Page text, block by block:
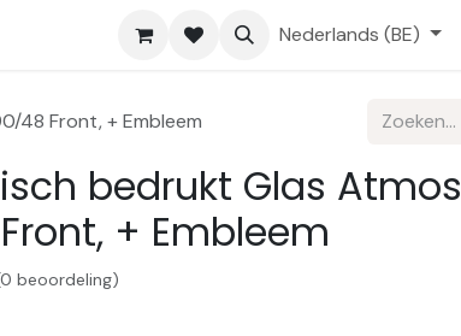
Nederlands (BE)
48 Front, + Embleem
bedrukt Glas Atmos
+ Embleem
beoordeling)